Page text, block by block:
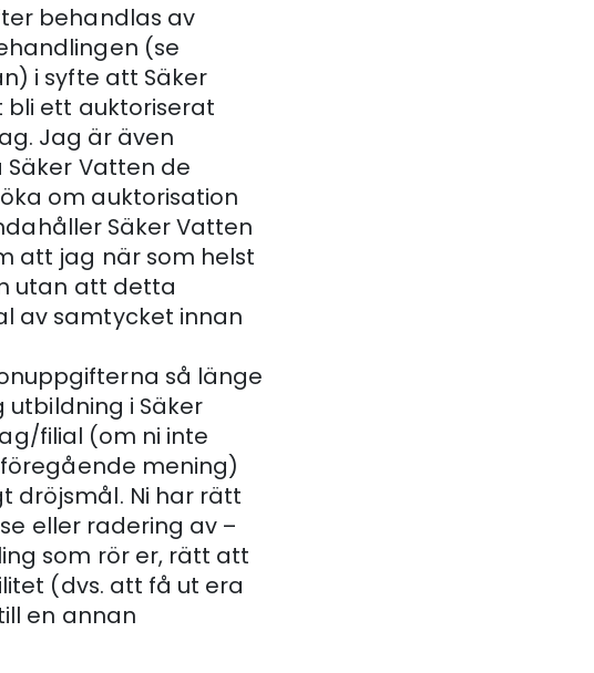
behandlas av
(se
i syfte att Säker
bli ett auktoriserat
Jag är även
Vatten de
om auktorisation
Säker Vatten
att jag när som helst
utan att detta
av samtycket innan
så länge
i Säker
filial (om ni inte
mening)
dröjsmål. Ni har rätt
eller radering av –
som rör er, rätt att
(dvs. att få ut era
en annan